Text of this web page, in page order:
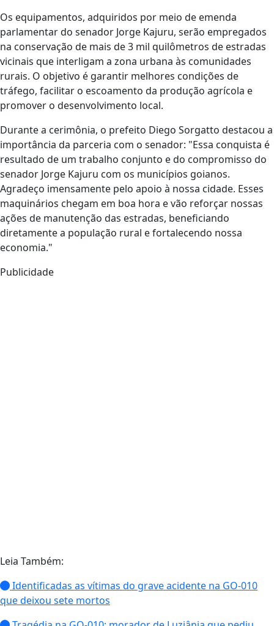
Os equipamentos, adquiridos por meio de emenda
parlamentar do senador Jorge Kajuru, serão empregados
na conservação de mais de 3 mil quilômetros de estradas
vicinais que interligam a zona urbana às comunidades
rurais. O objetivo é garantir melhores condições de
tráfego, facilitar o escoamento da produção agrícola e
promover o desenvolvimento local.
Durante a cerimônia, o prefeito Diego Sorgatto destacou a
importância da parceria com o senador: "Essa conquista é
resultado de um trabalho conjunto e do compromisso do
senador Jorge Kajuru com os municípios goianos.
Agradeço imensamente pelo apoio à nossa cidade. Esses
maquinários chegam em boa hora e vão reforçar nossas
ações de manutenção das estradas, beneficiando
diretamente a população rural e fortalecendo nossa
economia."
Publicidade
Leia Também:
Identificadas as vítimas do grave acidente na GO-010
que deixou sete mortos